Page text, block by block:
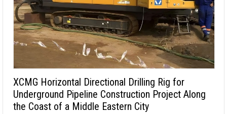
XCMG Horizontal Directional Drilling Rig for
Underground Pipeline Construction Project Along
the Coast of a Middle Eastern City